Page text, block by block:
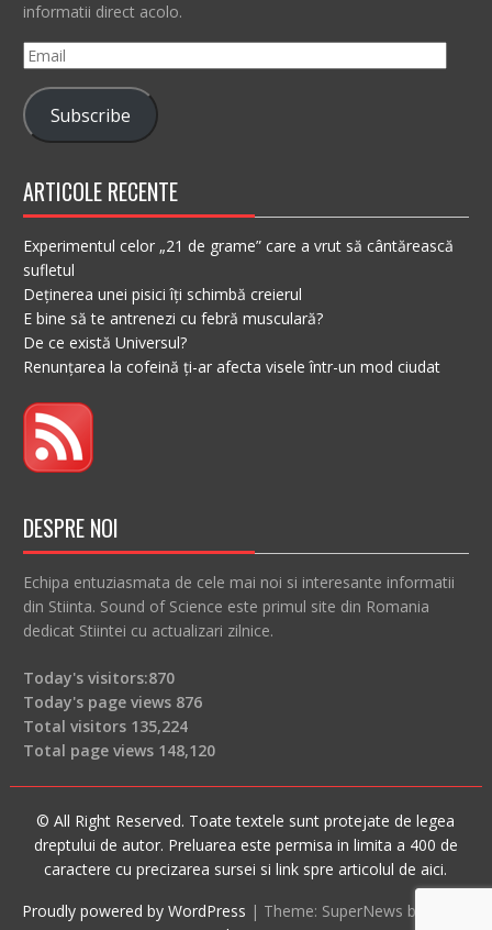
informatii direct acolo.
Email
Subscribe
ARTICOLE RECENTE
Experimentul celor „21 de grame” care a vrut să cântărească
sufletul
Deținerea unei pisici îți schimbă creierul
E bine să te antrenezi cu febră musculară?
De ce există Universul?
Renunțarea la cofeină ți-ar afecta visele într-un mod ciudat
DESPRE NOI
Echipa entuziasmata de cele mai noi si interesante informatii
din Stiinta. Sound of Science este primul site din Romania
dedicat Stiintei cu actualizari zilnice.
Today's visitors:870
Today's page views 876
Total visitors 135,224
Total page views 148,120
© All Right Reserved. Toate textele sunt protejate de legea
dreptului de autor. Preluarea este permisa in limita a 400 de
caractere cu precizarea sursei si link spre articolul de aici.
Proudly powered by WordPress | Theme: SuperNews by